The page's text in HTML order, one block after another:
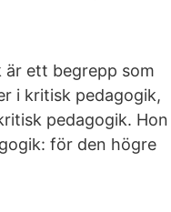
ett begrepp som
i kritisk pedagogik,
pedagogik. Hon
för den högre